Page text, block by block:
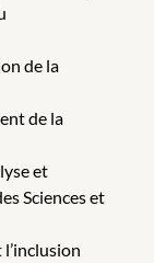
de la
de la
et
Sciences et